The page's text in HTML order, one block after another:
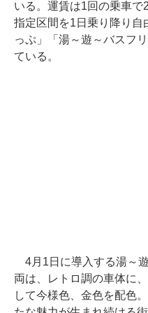
いる。運賃は1回の乗車
指定区間を1日乗り降り自
っぷ」「湯～遊～バスフ
ている。
4月1日に導入する湯～
両は、レトロ調の車体に
して今様色、金色を配色